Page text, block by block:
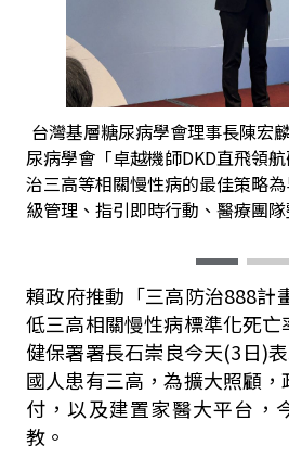
台灣基層糖尿病學會理事長陳宏
尿病學會「卓越機師DKD直飛領
治三高等相關慢性病的最佳策略
級管理、指引即時行動、醫療團
賴政府推動「三高防治888計
低三高相關慢性病標準化死
健保署署長石崇良今天(3日)
國人患有三高，為擴大照顧
付，以及建置家醫大平台，
教。